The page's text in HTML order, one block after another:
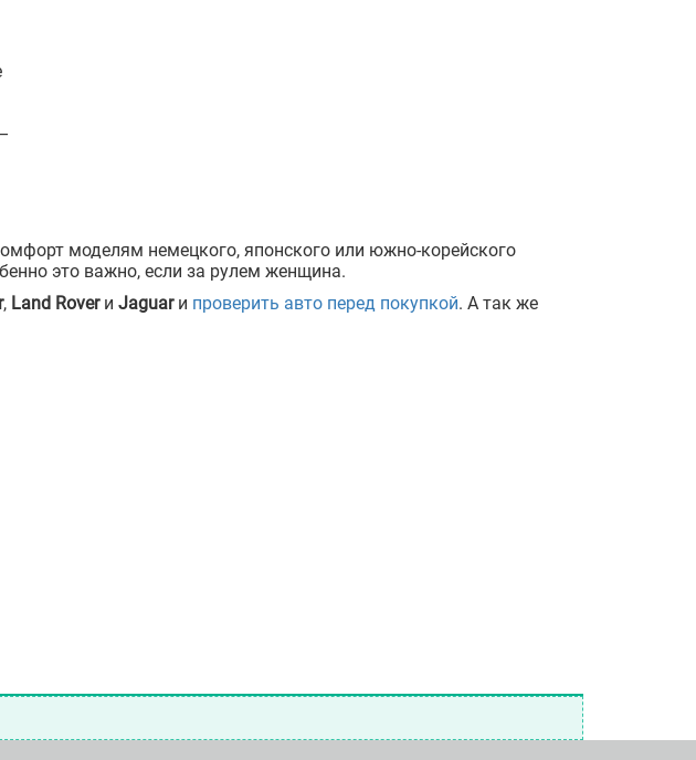
моделям немецкого, японского или южно-корейского
это важно, если за рулем женщина.
, Land Roverи Jaguarи проверить авто перед покупкой. А так же